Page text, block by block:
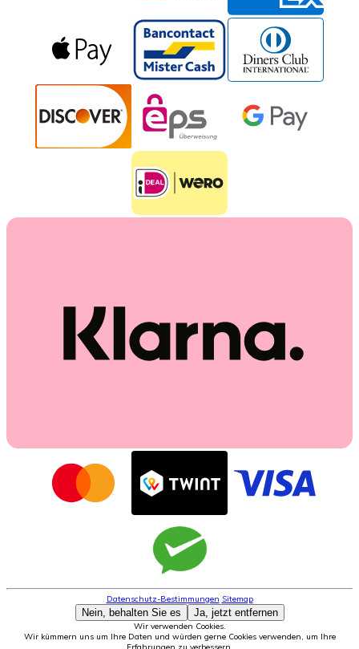
Datenschutz-Bestimmungen Sitemap
Nein, behalten Sie es Ja, jetzt entfernen
Wir verwenden Cookies.
Wir kümmern uns um Ihre Daten und würden gerne Cookies verwenden, um Ihre